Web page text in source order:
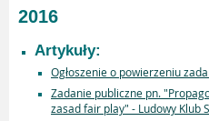
2016
Artykuły:
Ogłoszenie o powierzeniu
Zadanie publiczne pn.
zasad fair play" - Ludowy Klub